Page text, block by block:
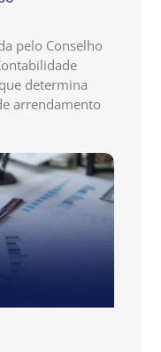
pelo Conselho
determina
arrendamento